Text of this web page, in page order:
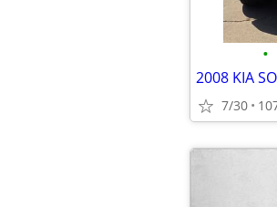
•
2008 KIA
7/30